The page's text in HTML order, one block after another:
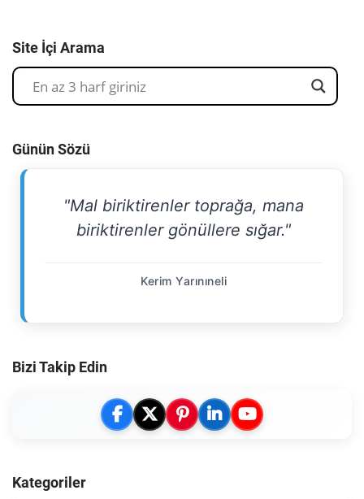
Site İçi Arama
Günün Sözü
"Mal biriktirenler toprağa, mana
biriktirenler gönüllere sığar."
Kerim Yarınıneli
Bizi Takip Edin
Kategoriler